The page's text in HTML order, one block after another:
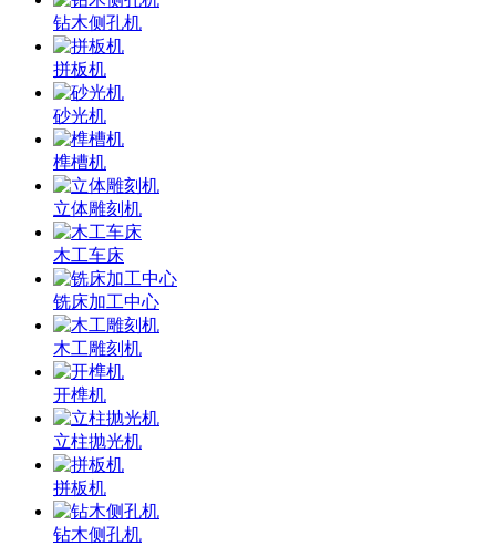
钻木侧孔机
拼板机
砂光机
榫槽机
立体雕刻机
木工车床
铣床加工中心
木工雕刻机
开榫机
立柱抛光机
拼板机
钻木侧孔机